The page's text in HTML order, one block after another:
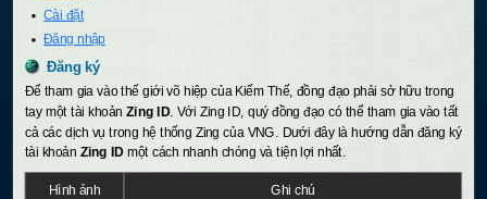
Cài đặt
Đăng nhập
Đăng ký
Để tham gia vào thế giới võ hiệp của Kiếm Thế, đồng đạo phải sở hữu trong
tay một tài khoảnZing ID. Với Zing ID, quý đồng đạo có thể tham gia vào tất
cả các dịch vụ trong hệ thống Zing của VNG. Dưới đây là hướng dẫn đăng ký
tài khoản Zing IDmột cách nhanh chóng và tiện lợi nhất.
Hình ảnh Ghi chú